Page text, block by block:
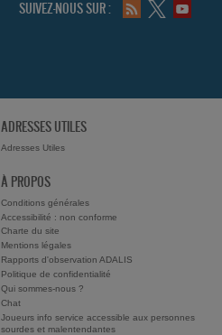
SUIVEZ-NOUS SUR :
ADRESSES UTILES
Adresses Utiles
À PROPOS
Conditions générales
Accessibilité : non conforme
Charte du site
Mentions légales
Rapports d'observation ADALIS
Politique de confidentialité
Qui sommes-nous ?
Chat
Joueurs info service accessible aux personnes
sourdes et malentendantes